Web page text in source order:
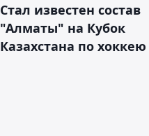
Стал известен состав
"Алматы" на Кубок
Казахстана по хоккею